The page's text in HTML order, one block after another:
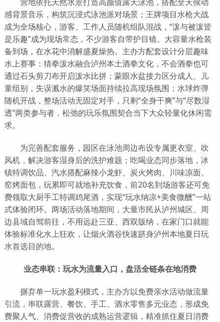
感背景音乐，构筑沉浸式泳池派对场景；王牌项目水枪大战
成为全场核心，游客、工作人员随机组队混战，“泼与被泼皆
是乐趣”成为现场常态，不少游客自带护目镜、大容量水枪装
备到场，在水花中消解盛夏燥热。主办方配套设计分层趣味
水上赛事：猜拳泼水融合泸州本土酒拳文化，不会酒拳也可
通过石头剪刀布开启泼水比拼；蒙眼水盆接力区分成人、儿
童组别，失误溅水的爆笑场面持续拉高现场氛围；水球炸弹
随机开战，整场活动无固定对手，只剩“全身干爽”与“尽数湿
透”两类参与者，松弛的玩乐氛围契合当下大众轻量化休闲需
求。
为完善配套服务，园区在泳池周边布设专属更衣室、吹
风机，解决游客湿身后的洗护难题；吃喝业态同步落地，冰
镇特调饮品、汽水搭配麻辣小龙虾、炭火烤肉、川味凉面、
窑烤面包，玩累即可就地补充饮食，前20名到场游客还可免
费领取大厨手工特调鸡尾酒，实现“玩水纳凉+美食微醺”一站
式体验闭环。两场活动落地期间，大量市民从泸州城区、周
边县域自驾前往，不用远赴三亚、西双版纳，在家门口就能
体验标准化水上狂欢，让烟火酒谷快速跻身泸州本地夏日玩
水首选目的地。
业态串联：玩水为流量入口，盘活全链条在地消费
摒弃单一玩水盈利模式，主办方以免费亲水活动做流量
引流，串联露营、餐饮、手工、酒水零售多元业态，形成免
费聚人气、消费促营收的成熟运营逻辑，精准抓住夏日消费